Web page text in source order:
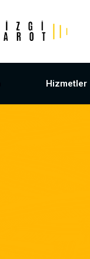
Hizmetler